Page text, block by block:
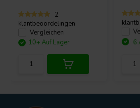
2
klantbeoordelingen
Vergleichen
10+ Auf Lager
6